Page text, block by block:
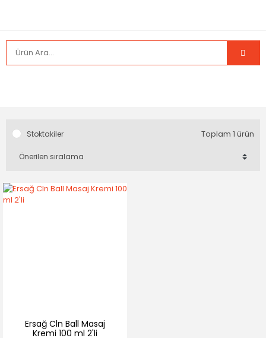
Stoktakiler Toplam 1 ürün
Ersağ Cln Ball Masaj
Kremi 100 ml 2'li